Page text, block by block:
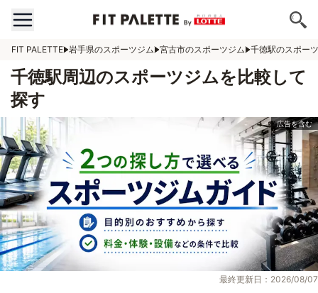
FIT PALETTE 岩手県のスポーツジム 宮古市のスポーツジム 千徳駅のスポー
千徳駅周辺のスポーツジムを比較して
探す
最終更新日：2026/08/07